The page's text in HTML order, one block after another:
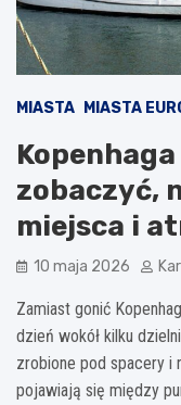
MIASTA MIASTA
zobaczyć,
miejsca i
10 maja 2026
Zamiast gonić
dzień wokół kilku
zrobione pod spacery i
pojawiają się między